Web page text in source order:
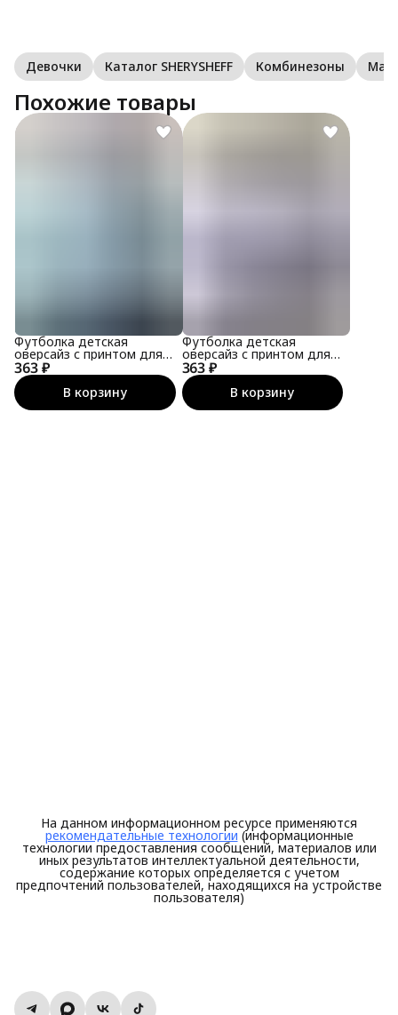
Девочки Каталог SHERYSHEFF Комбинезоны
Похожие товары
363 ₽
Футболка детская
оверсайз с принтом для
подростка
В корзину
363 ₽
Футболка детская
оверсайз с принтом для
подростка
В корзину
На данном информационном ресурсе применяются
рекомендательные технологии (информационные
технологии предоставления сообщений, материалов или
иных результатов интеллектуальной деятельности,
содержание которых определяется с учетом
предпочтений пользователей, находящихся на устройстве
пользователя)